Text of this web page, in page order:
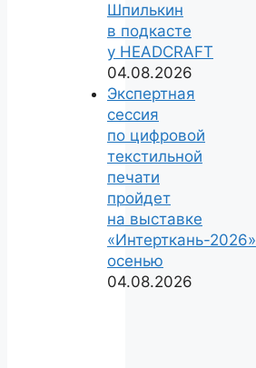
Шпилькин
в подкасте
у HEADCRAFT
04.08.2026
Экспертная
сессия
по цифровой
текстильной
печати
пройдет
на выставке
«Интерткань-2026»
осенью
04.08.2026